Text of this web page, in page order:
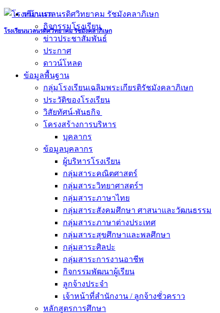
Skip
content
โรงเรียนนวลนรดิศวิทยาคม รัชมังคลาภิเษก
หน้าแรก
กิจกรรมโรงเรียน
ข่าวประชาสัมพันธ์
ประกาศ
ดาวน์โหลด
ข้อมูลพื้นฐาน
กลุ่มโรงเรียนเฉลิมพระเกียรติรัชมังคลาภิเษก
ประวัติของโรงเรียน
วิสัยทัศน์-พันธกิจ
โครงสร้างการบริหาร
บุคลากร
ข้อมูลบุคลากร
ผู้บริหารโรงเรียน
กลุ่มสาระคณิตศาสตร์
กลุ่มสาระวิทยาศาสตร์ฯ
กลุ่มสาระภาษาไทย
กลุ่มสาระสังคมศึกษา ศาสนาและวัฒนธรรม
กลุ่มสาระภาษาต่างประเทศ
กลุ่มสาระสุขศึกษาและพลศึกษา
กลุ่มสาระศิลปะ
กลุ่มสาระการงานอาชีพ
กิจกรรมพัฒนาผู้เรียน
ลูกจ้างประจำ
เจ้าหน้าที่สำนักงาน / ลูกจ้างชั่วคราว
หลักสูตรการศึกษา